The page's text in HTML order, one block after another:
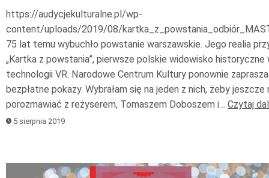
https://audycjekulturalne.pl/wp-
content/uploads/2019/08/
75 lat temu wybuchło powstanie warszawskie. Jego realia
„Kartka z powstania”, pierwsze polskie widowisko historyczne
technologii VR. Narodowe Centrum Kultury ponownie
bezpłatne pokazy. Wybrałam się na jeden z nich, żeby jeszcze
porozmawiać z reżyserem, Tomaszem Doboszem i… Czytaj
5 sierpnia 2019
Odtwarzacz